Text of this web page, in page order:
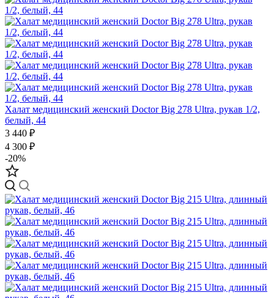
Халат медицинский женский Doctor Big 278 Ultra, рукав 1/2,
белый, 44
3 440 ₽
4 300 ₽
-20%